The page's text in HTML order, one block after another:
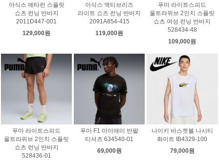
아식스 메타런 스플릿
쇼츠 런닝 반바지
2011D447-001
129,000원
아식스 액티브리즈
라이트 쇼츠 런닝 반바지
2091A854-415
119,000원
푸마 라이트스피드
울트라위브 2인치 스플릿
쇼츠 여성 런닝 반바지
528434-48
109,000원
푸마 라이트스피드
울트라위브 2인치 스플릿
쇼츠 런닝 반바지
528436-01
푸마 F1 마이애미 반팔
티셔츠 634540-01
69,000원
나이키 바스켓볼 나시티
화이트 IB4329-100
79,000원